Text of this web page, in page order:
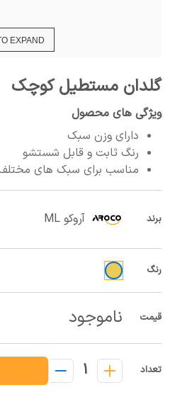
EXPAND
گلدان مستطیل کوچک
ویژگی های محصول
دارای وزن سبک
رنگ ثابت و قابل شستشو
مناسب برای سبک های
برند آروکو ML
رنگ
قیمت ناموجود
تعداد 1